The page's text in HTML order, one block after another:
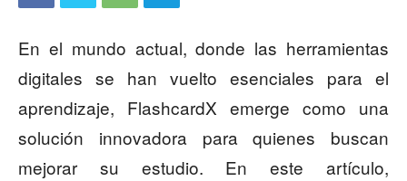
En el mundo actual, donde las herramientas
digitales se han vuelto esenciales para el
aprendizaje, FlashcardX emerge como una
solución innovadora para quienes buscan
mejorar su estudio. En este artículo,